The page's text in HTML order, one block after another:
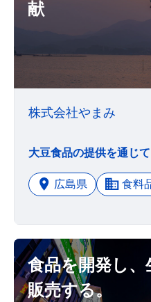
献
株式会社やまみ
広島県
食料
食品を開発し
販売する。